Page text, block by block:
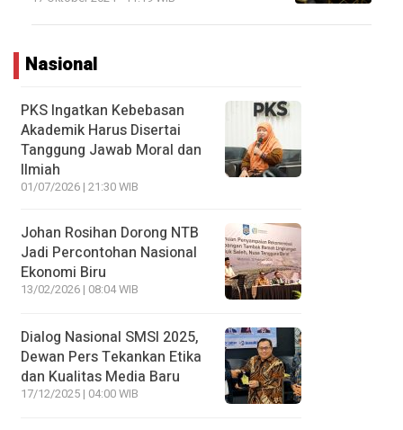
Nasional
PKS Ingatkan Kebebasan
Akademik Harus Disertai
Tanggung Jawab Moral dan
Ilmiah
01/07/2026 | 21:30 WIB
Johan Rosihan Dorong NTB
Jadi Percontohan Nasional
Ekonomi Biru
13/02/2026 | 08:04 WIB
Dialog Nasional SMSI 2025,
Dewan Pers Tekankan Etika
dan Kualitas Media Baru
17/12/2025 | 04:00 WIB